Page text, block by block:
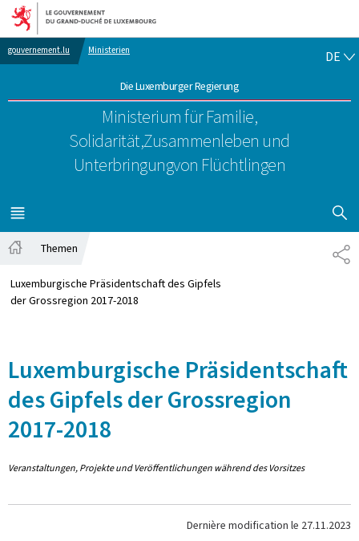
Zur Hauptnavigation
Zum Inhalt
gouvernement.lu Ministerien
Die Luxemburger Regierung
Ministerium für Familie,
Solidarität,Zusammenleben und
Unterbringungvon Flüchtlingen
DE
MENÜ
HAUPT-
Themen
Luxemburgische Präsidentschaft des Gipfels
der Grossregion 2017-2018
Luxemburgische Präsidentschaft
des Gipfels der Grossregion
2017-2018
Veranstaltungen, Projekte und Veröffentlichungen während des Vorsitzes
Dernière modification le 27.11.2023